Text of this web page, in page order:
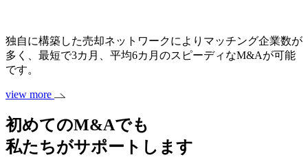
独自に構築した売却ネットワークによりマッチング企業数が
多く、最短で3カ月、平均6カ月のスピーディなM&Aが可能
です。
view more
初めてのM&Aでも
私たちがサポートします